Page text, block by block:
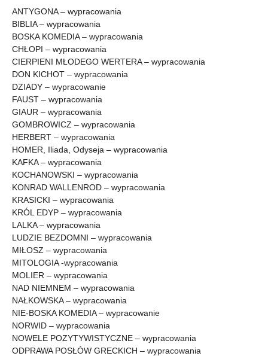
ANTYGONA – wypracowania
BIBLIA – wypracowania
BOSKA KOMEDIA – wypracowania
CHŁOPI – wypracowania
CIERPIENI MŁODEGO WERTERA – wypracowania
DON KICHOT – wypracowania
DZIADY – wypracowanie
FAUST – wypracowania
GIAUR – wypracowania
GOMBROWICZ – wypracowania
HERBERT – wypracowania
HOMER, Iliada, Odyseja – wypracowania
KAFKA – wypracowania
KOCHANOWSKI – wypracowania
KONRAD WALLENROD – wypracowania
KRASICKI – wypracowania
KRÓL EDYP – wypracowania
LALKA – wypracowania
LUDZIE BEZDOMNI – wypracowania
MIŁOSZ – wypracowania
MITOLOGIA -wypracowania
MOLIER – wypracowania
NAD NIEMNEM – wypracowania
NAŁKOWSKA – wypracowania
NIE-BOSKA KOMEDIA – wypracowanie
NORWID – wypracowania
NOWELE POZYTYWISTYCZNE – wypracowania
ODPRAWA POSŁÓW GRECKICH – wypracowania